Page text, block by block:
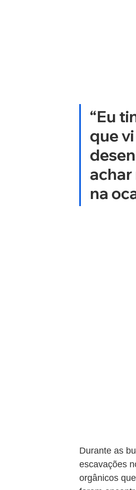
“Eu
que
achar
na
Durante as
escavações
orgânicos